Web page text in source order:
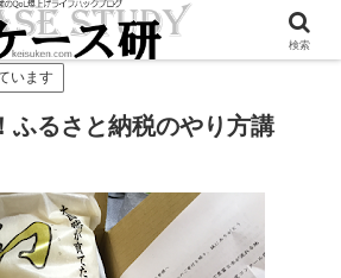
報発信中！是非フォローお願いします
います
ふるさと納税のやり方講
検索